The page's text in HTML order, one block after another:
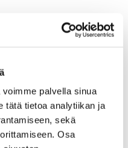
palvella sinua
tätä tietoa analytiikan ja
sekä
Osa